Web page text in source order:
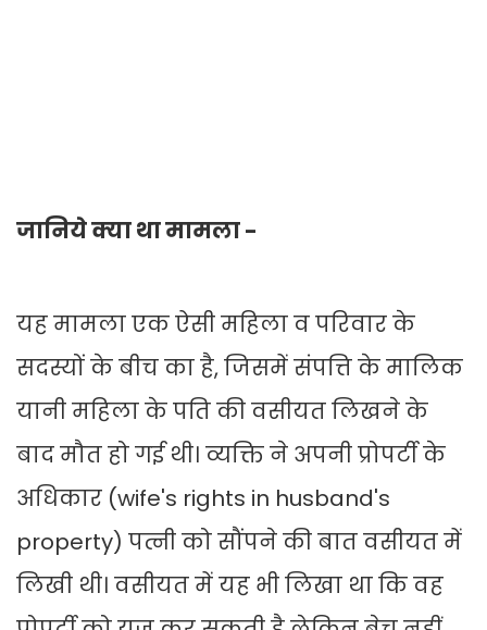
जानिये क्या था मामला -
यह मामला एक ऐसी महिला व परिवार के
सदस्यों के बीच का है, जिसमें संपत्ति के मालिक
यानी महिला के पति की वसीयत लिखने के
बाद मौत हो गई थी। व्यक्ति ने अपनी प्रोपर्टी के
अधिकार (wife's rights in husband's
property) पत्नी को सौंपने की बात वसीयत में
लिखी थी। वसीयत में यह भी लिखा था कि वह